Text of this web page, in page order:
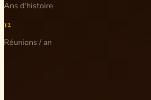
Ans d'histoire
12
Réunions / an